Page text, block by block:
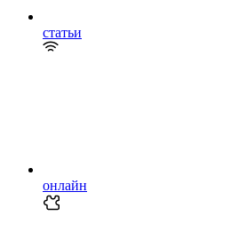
статьи
онлайн